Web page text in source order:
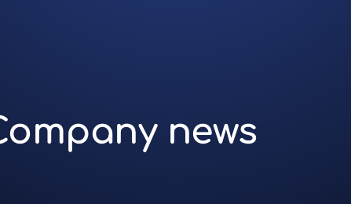
news